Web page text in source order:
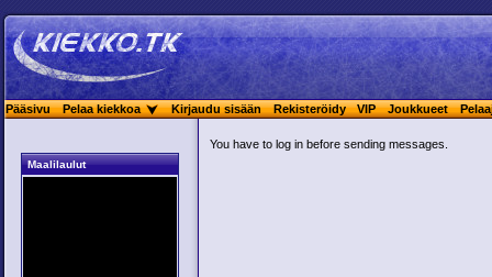
Pääsivu Pelaa kiekkoa Kirjaudu sisään Rekisteröidy VIP Joukkueet
Maalilaulut
You have to log in before sending messages.